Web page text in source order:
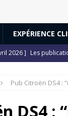
EXPÉRIENCE
2026 ] Les
2025 ] 14 juillet :
2025 ]
Renault
Pub Citroën DS4 :
DS4 :